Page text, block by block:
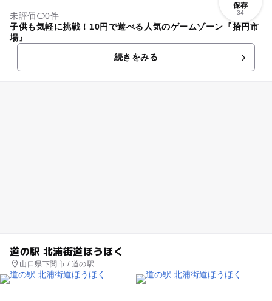
保存
34
未評価
0件
子供も気軽に挑戦！10円で遊べる人気のゲームゾーン『拾円市
場』
続きをみる
道の駅 北浦街道ほうほく
山口県下関市 / 道の駅